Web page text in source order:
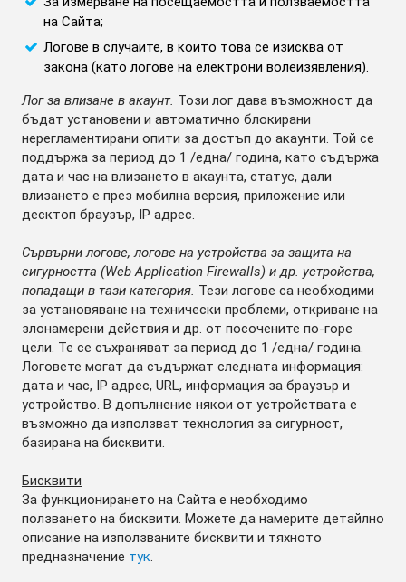
на Сайта;
Логове в случаите, в които това се изисква от
закона (като логове на електрони волеизявления).
Лог за влизане в акаунт. Този лог дава възможност да
бъдат установени и автоматично блокирани
нерегламентирани опити за достъп до акаунти. Той се
поддържа за период до 1 /една/ година, като съдържа
дата и час на влизането в акаунта, статус, дали
влизането е през мобилна версия, приложение или
десктоп браузър, IP адрес.
Сървърни логове, логове на устройства за защита на
сигурността (Web Application Firewalls) и др. устройства,
попадащи в тази категория. Тези логове са необходими
за установяване на технически проблеми, откриване на
злонамерени действия и др. от посочените по-горе
цели. Те се съхраняват за период до 1 /една/ година.
Логовете могат да съдържат следната информация:
дата и час, IP адрес, URL, информация за браузър и
устройство. В допълнение някои от устройствата е
възможно да използват технология за сигурност,
базирана на бисквити.
Бисквити
За функционирането на Сайта е необходимо
ползването на бисквити. Можете да намерите детайлно
описание на използваните бисквити и тяхното
предназначение тук.